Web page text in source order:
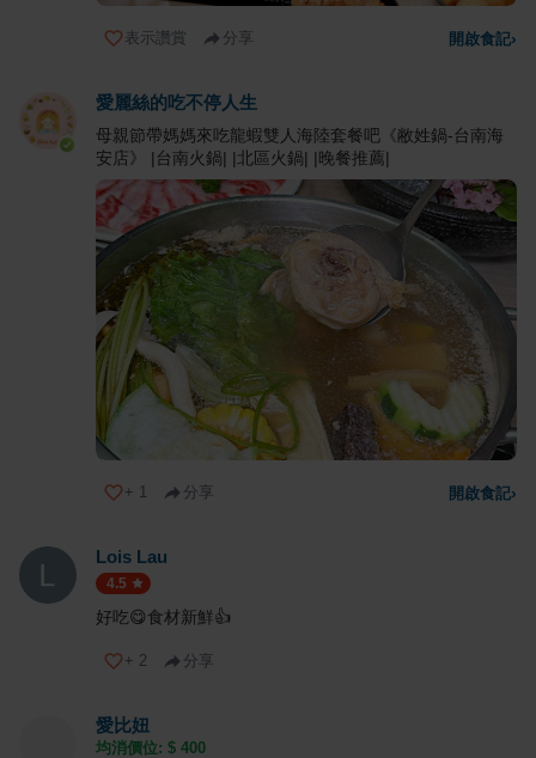
表示讚賞 分享 開啟食記›
愛麗絲的吃不停人生
母親節帶媽媽來吃龍蝦雙人海陸套餐吧《敝姓鍋-台南海
安店》 |台南火鍋| |北區火鍋| |晚餐推薦|
+ 1 分享 開啟食記›
Lois Lau
4.5
好吃😋食材新鮮👍
+ 2 分享
愛比妞
均消價位: $ 400